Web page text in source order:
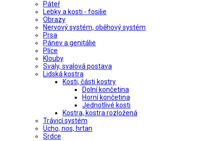
Páteř
Lebky a kosti - fosilie
Obrazy
Nervový systém, oběhový systém
Prsa
Pánev a genitálie
Plíce
Klouby
Svaly, svalová postava
Lidská kostra
Kosti, části kostry
Dolní končetina
Horní končetina
Jednotlivé kosti
Kostra, kostra rozložená
Trávicí systém
Ucho, nos, hrtan
Srdce